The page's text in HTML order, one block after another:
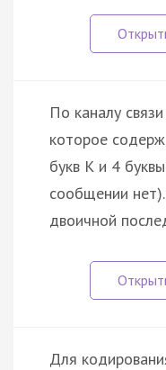
По каналу
которое
букв К и 4
сообщении
двоичной
Для